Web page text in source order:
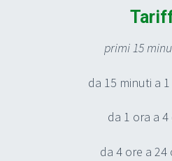
primi 15
da 15 minuti a
da 1 ora a 4
da 4 ore a 24